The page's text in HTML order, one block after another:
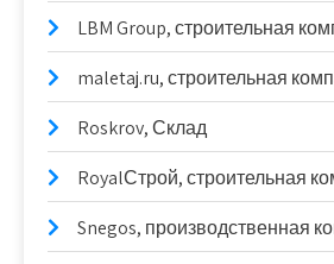
LBM Group, строительная
maletaj.ru, строительная
Roskrov, Склад
RoyalСтрой, строительная
Snegos, производственная